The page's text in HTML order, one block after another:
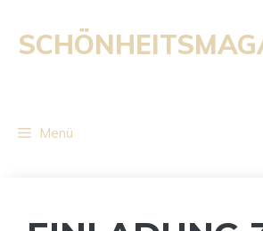
Inhalt
springen
Menü